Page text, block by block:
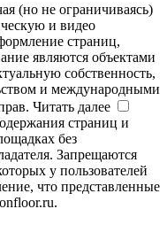
(но не ограничиваясь)
и видео
страниц,
являются объектами
собственность,
и международными
Читать далее
страниц и
без
Запрещаются
у пользователей
что представленные